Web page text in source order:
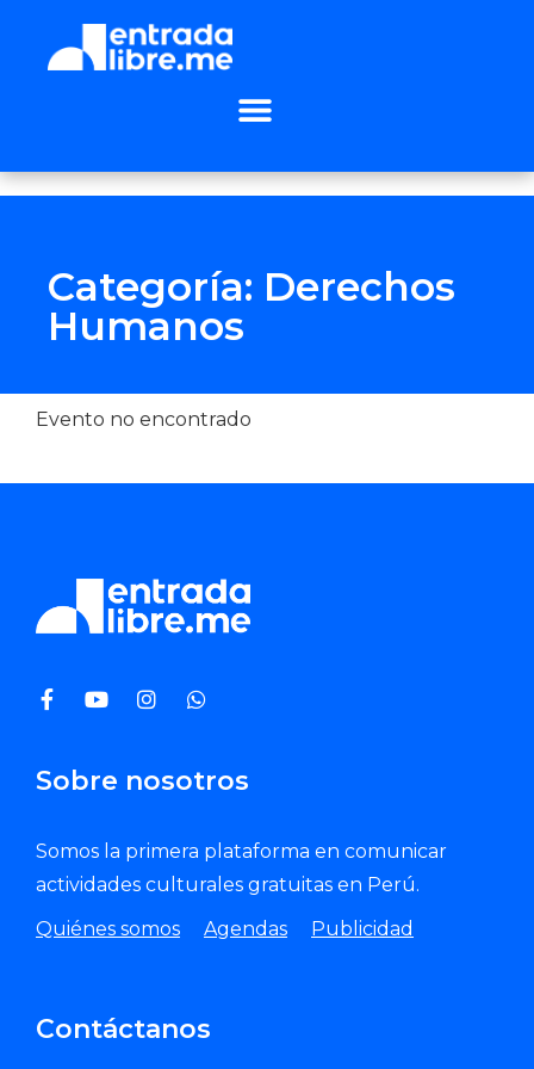
Categoría: Derechos
Humanos
Evento no encontrado
Sobre nosotros
Somos la primera plataforma en comunicar
actividades culturales gratuitas en Perú.
Quiénes somos
Agendas Publicidad
Contáctanos